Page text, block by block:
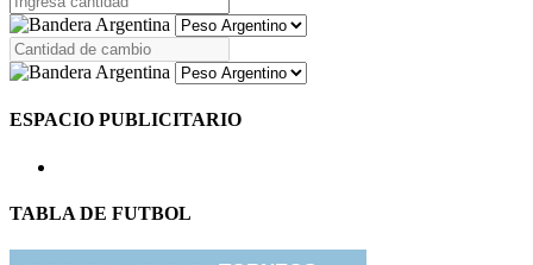
ESPACIO PUBLICITARIO
TABLA DE FUTBOL